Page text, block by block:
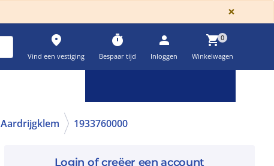
×
place
Vind een vestiging
timer
Bespaar tijd
person
Inloggen
shopping_cart0
Winkelwagen
Aardrijgklem 1933760000
Login of creëer een account